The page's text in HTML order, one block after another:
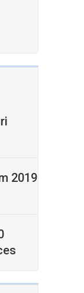
2019